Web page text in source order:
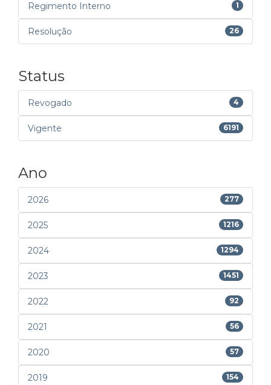
Regimento Interno 1
Resolução 26
Status
Revogado 4
Vigente 6191
Ano
2026 277
2025 1216
2024 1294
2023 1451
2022 92
2021 56
2020 57
2019 154